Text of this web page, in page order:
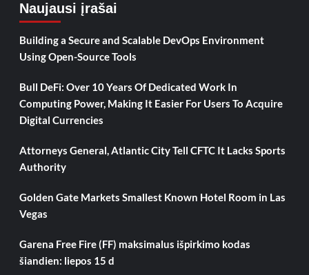
Naujausi įrašai
Building a Secure and Scalable DevOps Environment
Using Open-Source Tools
Bull DeFi: Over 10 Years Of Dedicated Work In
Computing Power, Making It Easier For Users To Acquire
Digital Currencies
Attorneys General, Atlantic City Tell CFTC It Lacks Sports
Authority
Golden Gate Markets Smallest Known Hotel Room in Las
Vegas
Garena Free Fire (FF) maksimalus išpirkimo kodas
šiandien: liepos 15 d